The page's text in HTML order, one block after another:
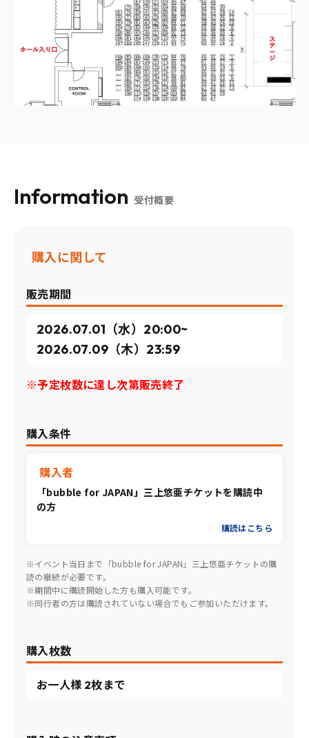
Information 受付概要
購入に関して
販売期間
2026.07.01（水）20:00~
2026.07.09（木）23:59
※予定枚数に達し次第販売終了
購入条件
購入者
「bubble for JAPAN」三上悠亜チケットを購読中
の方
購読はこちら
※イベント当日まで「bubble for JAPAN」三上悠亜チケットの購
読の継続が必要です。
※期間中に購読開始した方も購入可能です。
※同行者の方は購読されていない場合でもご参加いただけます。
購入枚数
お一人様 2枚まで